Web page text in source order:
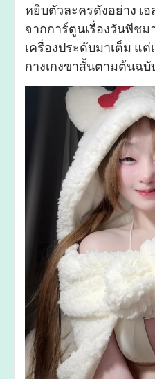
หยิบตัวละครดังอย่าง เ
จากการ์ตูนเรื่องวันพีช
เครื่องประดับมาเต็ม แ
กางเกงขาสั้นตามต้นฉบั